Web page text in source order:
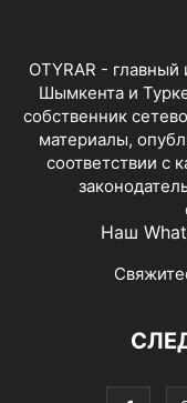
OTYRAR -
Шымкента и
собственник
материалы,
соответствии с
Наш